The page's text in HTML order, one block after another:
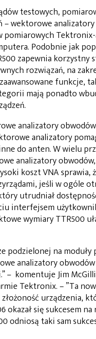
testowych,
wektorowe
Podobnie jak
zapewnia
rozwiązań, na
funkcje,
mają ponadto
analizatory
analizatory
do anten. W wielu
analizatory
koszt VNA sprawia,
jeśli w ogóle
utrudniał
interfejsem
wymiary TTR500
na moduły
analizatory
– komentuje Jim
Tektronix. – ”Ta
urządzenia,
okazał się sukcesem
odniosą taki sam